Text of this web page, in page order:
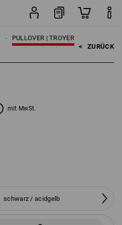
PULLOVER | TROYER
< ZURÜCK
mit MwSt.
schwarz / acidgelb